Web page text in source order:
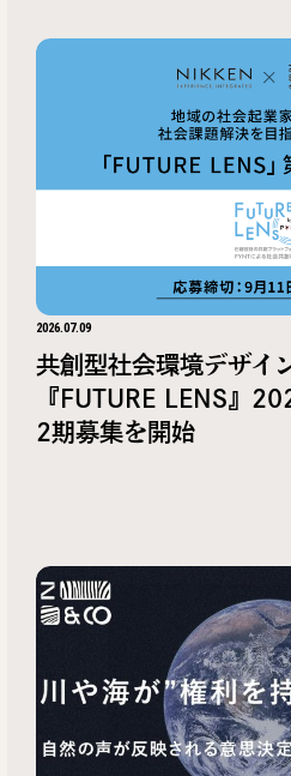
2026.07.09
共創型社会環境デザイ
『FUTURE LENS』
2期募集を開始